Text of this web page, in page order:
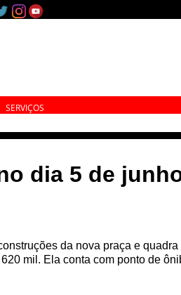
SERVIÇOS
dia 5 de
da nova praça e
mil. Ela conta com ponto de